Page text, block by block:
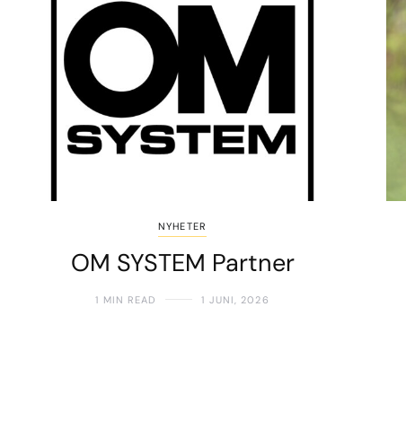
NYHETER
OM SYSTEM Partner
1 MIN READ 1 JUNI, 2026